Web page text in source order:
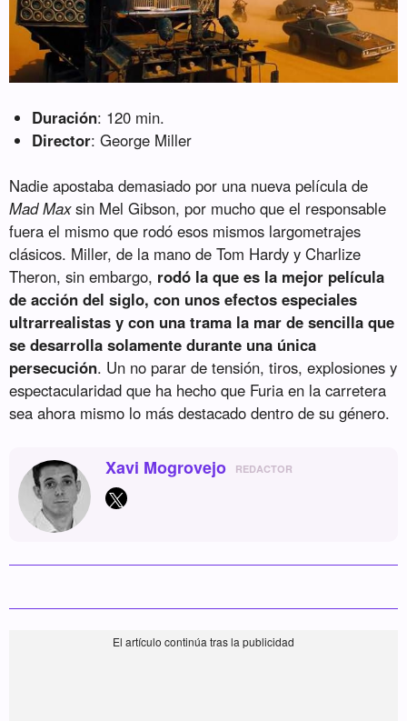
Duración: 120 min.
Director: George Miller
Nadie apostaba demasiado por una nueva película de
Mad Maxsin Mel Gibson, por mucho que el responsable
fuera el mismo que rodó esos mismos largometrajes
clásicos. Miller, de la mano de Tom Hardy y Charlize
Theron, sin embargo, rodó la que es la mejor película
de acción del siglo, con unos efectos especiales
ultrarrealistas y con una trama la mar de sencilla que
se desarrolla solamente durante una única
persecución. Un no parar de tensión, tiros, explosiones y
espectacularidad que ha hecho que Furia en la carretera
sea ahora mismo lo más destacado dentro de su género.
Xavi Mogrovejo REDACTOR